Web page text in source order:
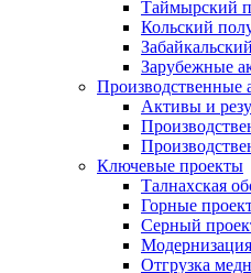
Таймырский
Кольский
Зарубежные
Производственные
Активы и
Ключевые проекты
Талнахская
Горные
Серный
Отгрузка